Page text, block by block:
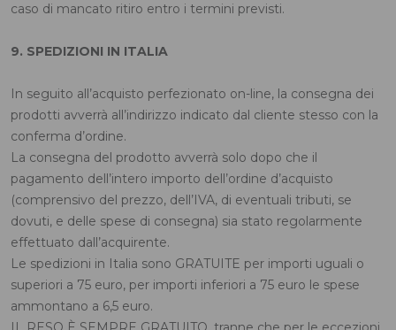
caso di mancato ritiro entro i termini previsti.
9. SPEDIZIONI IN ITALIA
In seguito all’acquisto perfezionato on-line, la consegna dei
prodotti avverrà all’indirizzo indicato dal cliente stesso con la
conferma d’ordine.
La consegna del prodotto avverrà solo dopo che il
pagamento dell’intero importo dell’ordine d’acquisto
(comprensivo del prezzo, dell’IVA, di eventuali tributi, se
dovuti, e delle spese di consegna) sia stato regolarmente
effettuato dall’acquirente.
Le spedizioni in Italia sono GRATUITE per importi uguali o
superiori a 75 euro, per importi inferiori a 75 euro le spese
ammontano a 6,5 euro.